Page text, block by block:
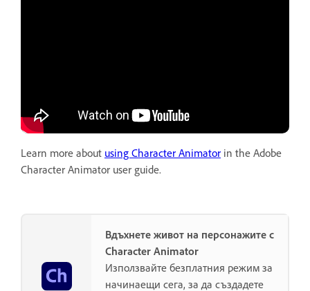
Learn more about using Character Animator in the Adobe
Character Animator user guide.
Вдъхнете живот на персонажите с
Character Animator
Използвайте безплатния режим за
начинаещи сега, за да създадете